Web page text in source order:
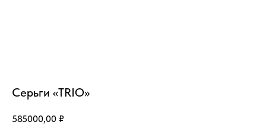
Серьги «TRIO»
585000,00 ₽